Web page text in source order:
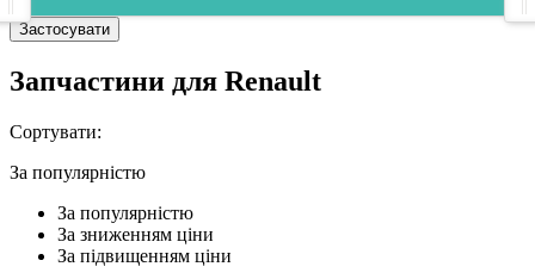
Застосувати
Запчастини для Renault
Сортувати:
За популярнiстю
За популярнiстю
За зниженням ціни
За підвищенням ціни